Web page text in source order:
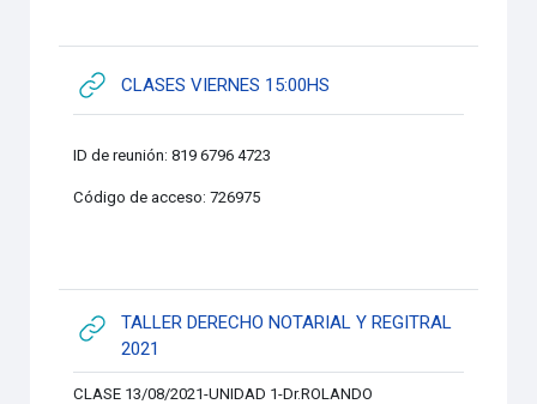
CLASES VIERNES 15:00HS
ID de reunión: 819 6796 4723
Código de acceso: 726975
TALLER DERECHO NOTARIAL Y REGITRAL
2021
CLASE 13/08/2021-UNIDAD 1-Dr.ROLANDO